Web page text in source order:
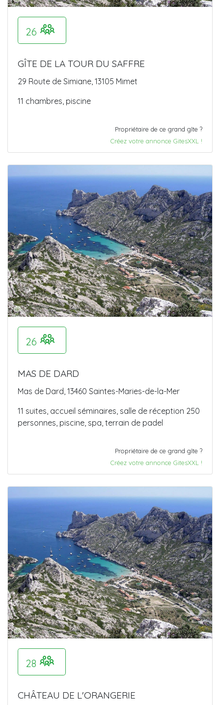
26
GÎTE DE LA TOUR DU SAFFRE
29 Route de Simiane, 13105 Mimet
11 chambres, piscine
Propriétaire de ce grand gîte ?
Créez votre annonce GitesXXL !
26
MAS DE DARD
Mas de Dard, 13460 Saintes-Maries-de-la-Mer
11 suites, accueil séminaires, salle de réception 250
personnes, piscine, spa, terrain de padel
Propriétaire de ce grand gîte ?
Créez votre annonce GitesXXL !
28
CHÂTEAU DE L'ORANGERIE